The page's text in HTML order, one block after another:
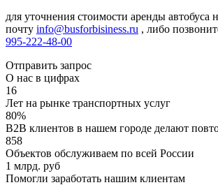
для уточнения стоимости аренды автобуса
почту info@busforbisiness.ru , либо
995-222-48-00
Отправить запрос
О нас в цифрах
16
Лет на рынке транспортных услуг
80%
B2B клиентов в нашем городе делают
858
Объектов обслуживаем по всей России
1 млрд. руб
Помогли заработать нашим клиентам